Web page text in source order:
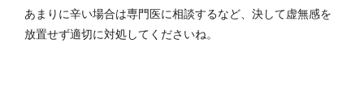
あまりに辛い場合は専門医に相談するなど、決して虚無感を
放置せず適切に対処してくださいね。